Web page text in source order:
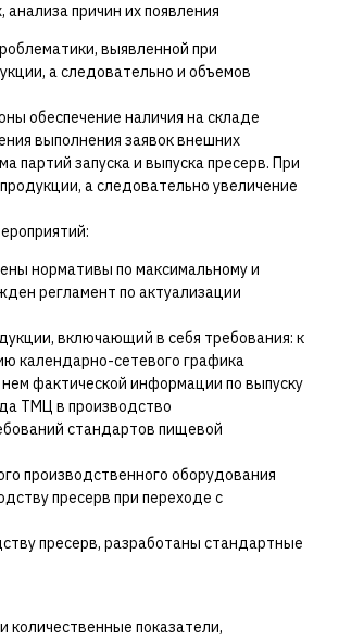
причин их появления
выявленной при
а следовательно и объемов
обеспечение наличия на складе
выполнения заявок внешних
партий запуска и выпуска пресерв. При
а следовательно увеличение
нормативы по максимальному и
регламент по актуализации
включающий в себя требования: к
календарно-сетевого графика
фактической информации по выпуску
ТМЦ в производство
стандартов пищевой
производственного оборудования
пресерв при переходе с
пресерв, разработаны стандартные
показатели,